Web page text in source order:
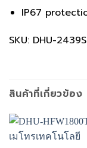
IP67
SKU: DHU-
สินค้าที่เกี่ยวข้อง